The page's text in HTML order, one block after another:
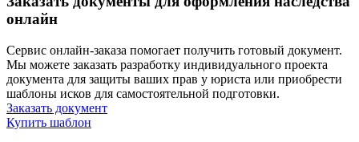
онлайн
Сервис онлайн-заказа помогает получить готовый документ.
Мы можете заказать разработку индивидуального проекта
документа для защиты ваших прав у юриста или приобрести
шаблоны исков для самостоятельной подготовки.
Заказать документ
Купить шаблон